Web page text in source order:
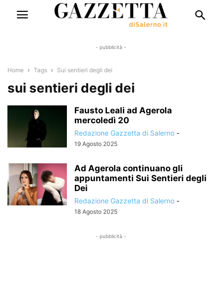
- pubblicità -
Home Tags Sui sentieri degli dei
sui sentieri degli dei
Fausto Leali ad Agerola
mercoledì 20
Redazione Gazzetta di Salerno -
19 Agosto 2025
Ad Agerola continuano gli
appuntamenti Sui Sentieri degli
Dei
Redazione Gazzetta di Salerno -
18 Agosto 2025
- pubblicità -